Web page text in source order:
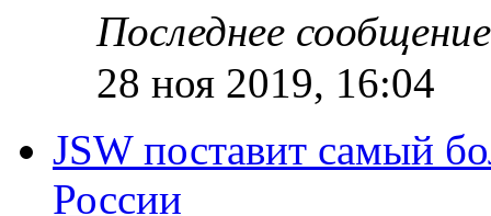
Последнее
28 ноя 2019, 16:04
JSW поставит самый
России